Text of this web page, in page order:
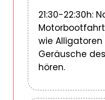
21:30-22:30h:
wie
Geräusche
hören.